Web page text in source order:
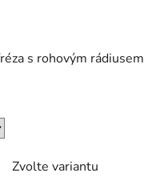
s rohovým rádiusem
Zvolte variantu